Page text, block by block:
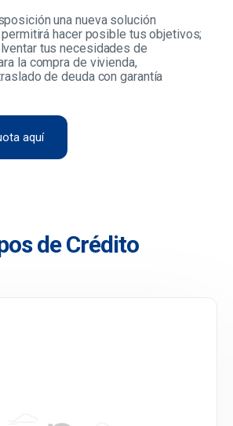
una nueva solución
hacer posible tus objetivos;
tus necesidades de
la compra de vivienda,
de deuda con garantía
aquí
de Crédito